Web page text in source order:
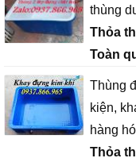
thùng
Thỏa
Toàn
Thùng
kiện,
hàng
Thỏa